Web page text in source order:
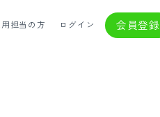
担当の方 ログイン 会員登録